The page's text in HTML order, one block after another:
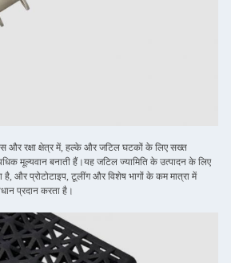
और रक्षा क्षेत्र में, हल्के और जटिल घटकों के लिए सख्त
मूल्यवान बनाती हैं।यह जटिल ज्यामिति के उत्पादन के लिए
और प्रोटोटाइप, टूलींग और विशेष भागों के कम मात्रा में
प्रदान करता है।